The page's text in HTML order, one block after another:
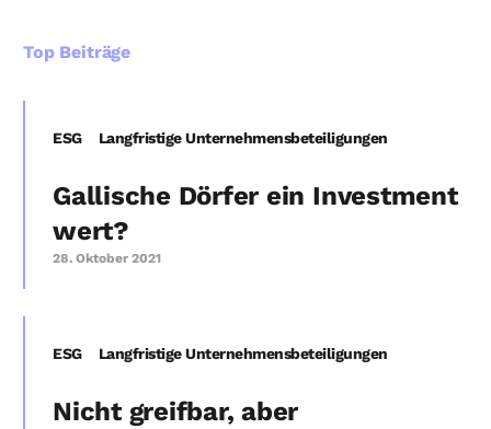
Top Beiträge
ESG Langfristige Unternehmensbeteiligungen
Gallische Dörfer ein Investment
wert?
28. Oktober 2021
ESG Langfristige Unternehmensbeteiligungen
Nicht greifbar, aber